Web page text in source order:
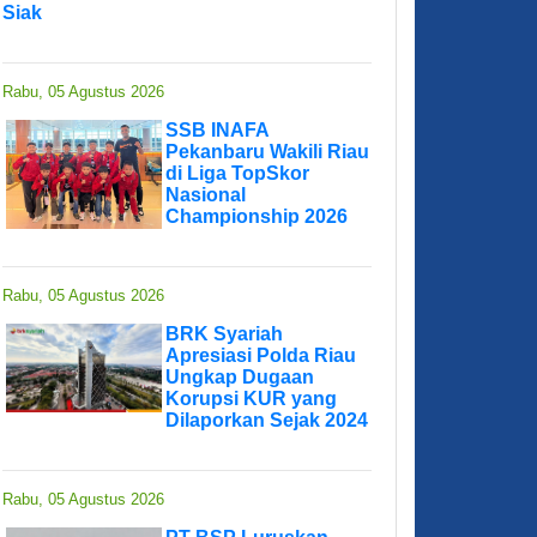
Siak
Rabu, 05 Agustus 2026
SSB INAFA
Pekanbaru Wakili Riau
di Liga TopSkor
Nasional
Championship 2026
Rabu, 05 Agustus 2026
BRK Syariah
Apresiasi Polda Riau
Ungkap Dugaan
Korupsi KUR yang
Dilaporkan Sejak 2024
Rabu, 05 Agustus 2026